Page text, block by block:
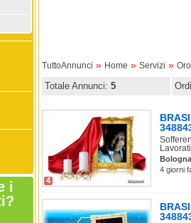
i
TuttoAnnunci » Home » Servizi »
Totale Annunci: 5
4
Bologna
4 giorni